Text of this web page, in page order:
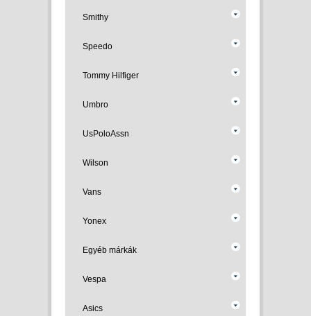
Smithy
Speedo
Tommy Hilfiger
Umbro
UsPoloAssn
Wilson
Vans
Yonex
Egyéb márkák
Vespa
Asics